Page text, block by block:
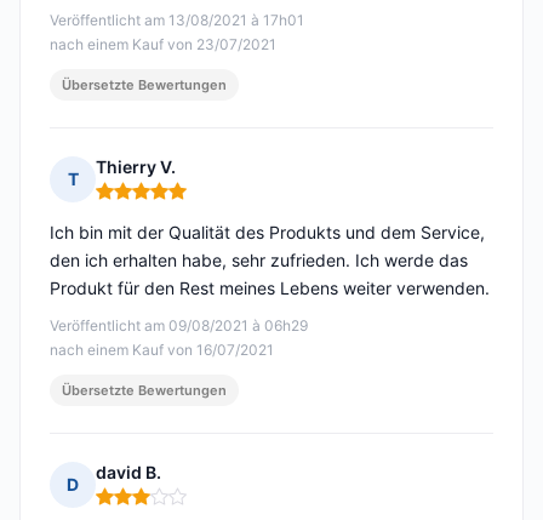
Veröffentlicht am 13/08/2021 à 17h01
nach einem Kauf von 23/07/2021
Übersetzte Bewertungen
T
Thierry V.
Hinweis: 5 von 5
Veröffentlicht am 09/08/2021 à 06h29
nach einem Kauf von 16/07/2021
Ich bin mit der Qualität des Produkts und dem Service,
den ich erhalten habe, sehr zufrieden. Ich werde das
Produkt für den Rest meines Lebens weiter verwenden.
Übersetzte Bewertungen
D
david B.
Hinweis: 3 von 5